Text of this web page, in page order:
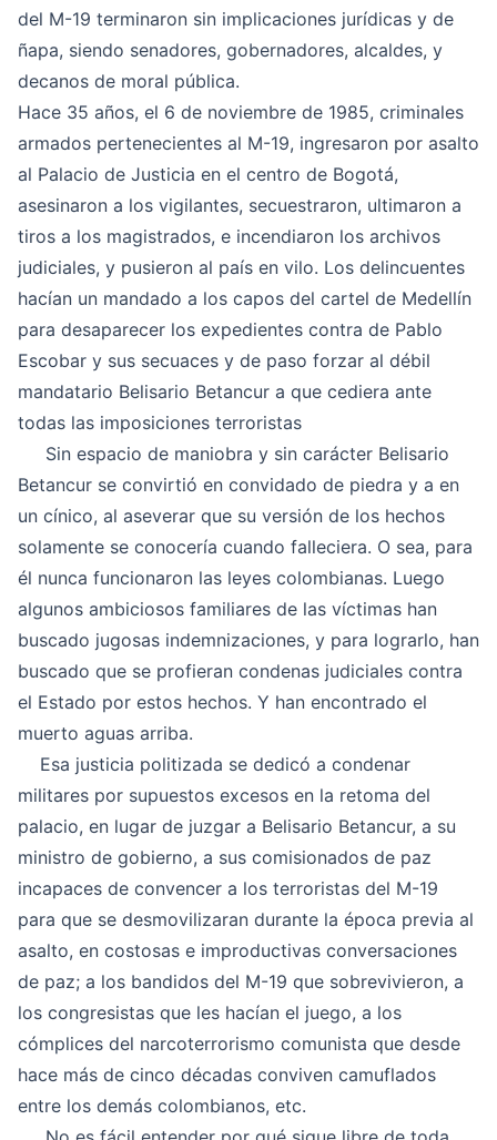
del M-19 terminaron sin implicaciones jurídicas y de
ñapa, siendo senadores, gobernadores, alcaldes, y
decanos de moral pública.
Hace 35 años, el 6 de noviembre de 1985, criminales
armados pertenecientes al M-19, ingresaron por asalto
al Palacio de Justicia en el centro de Bogotá,
asesinaron a los vigilantes, secuestraron, ultimaron a
tiros a los magistrados, e incendiaron los archivos
judiciales, y pusieron al país en vilo. Los delincuentes
hacían un mandado a los capos del cartel de Medellín
para desaparecer los expedientes contra de Pablo
Escobar y sus secuaces y de paso forzar al débil
mandatario Belisario Betancur a que cediera ante
todas las imposiciones terroristas
Sin espacio de maniobra y sin carácter Belisario
Betancur se convirtió en convidado de piedra y a en
un cínico, al aseverar que su versión de los hechos
solamente se conocería cuando falleciera. O sea, para
él nunca funcionaron las leyes colombianas. Luego
algunos ambiciosos familiares de las víctimas han
buscado jugosas indemnizaciones, y para lograrlo, han
buscado que se profieran condenas judiciales contra
el Estado por estos hechos. Y han encontrado el
muerto aguas arriba.
Esa justicia politizada se dedicó a condenar
militares por supuestos excesos en la retoma del
palacio, en lugar de juzgar a Belisario Betancur, a su
ministro de gobierno, a sus comisionados de paz
incapaces de convencer a los terroristas del M-19
para que se desmovilizaran durante la época previa al
asalto, en costosas e improductivas conversaciones
de paz; a los bandidos del M-19 que sobrevivieron, a
los congresistas que les hacían el juego, a los
cómplices del narcoterrorismo comunista que desde
hace más de cinco décadas conviven camuflados
entre los demás colombianos, etc.